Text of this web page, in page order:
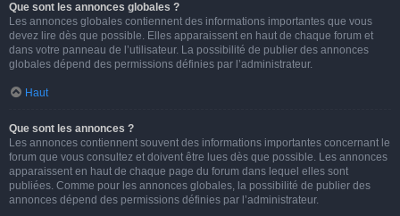
Que sont les annonces globales ?
Les annonces globales contiennent des informations importantes que vous
devez lire dès que possible. Elles apparaissent en haut de chaque forum et
dans votre panneau de l’utilisateur. La possibilité de publier des annonces
globales dépend des permissions définies par l’administrateur.
Haut
Que sont les annonces ?
Les annonces contiennent souvent des informations importantes concernant le
forum que vous consultez et doivent être lues dès que possible. Les annonces
apparaissent en haut de chaque page du forum dans lequel elles sont
publiées. Comme pour les annonces globales, la possibilité de publier des
annonces dépend des permissions définies par l’administrateur.